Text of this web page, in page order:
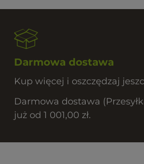
Darmowa dostawa
Kup więcej i oszczędzaj
Darmowa dostawa
już od 1 001,00 zł.